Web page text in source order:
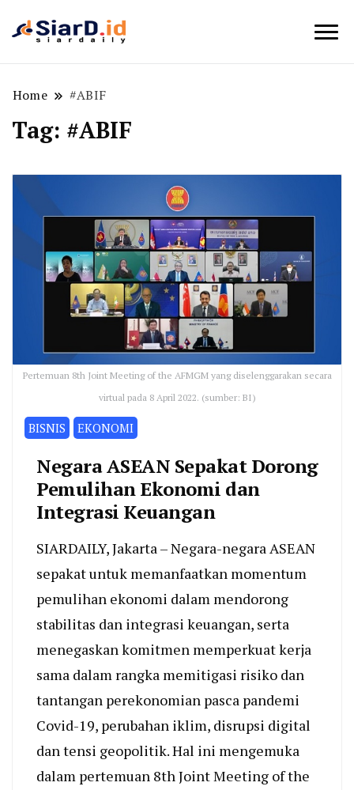
Home #ABIF
Tag: #ABIF
Pertemuan 8th Joint Meeting of the AFMGM yang diselenggarakan secara
virtual pada 8 April 2022. (sumber: BI)
BISNIS EKONOMI
Negara ASEAN Sepakat Dorong
Pemulihan Ekonomi dan
Integrasi Keuangan
SIARDAILY, Jakarta – Negara-negara ASEAN
sepakat untuk memanfaatkan momentum
pemulihan ekonomi dalam mendorong
stabilitas dan integrasi keuangan, serta
menegaskan komitmen memperkuat kerja
sama dalam rangka memitigasi risiko dan
tantangan perekonomian pasca pandemi
Covid-19, perubahan iklim, disrupsi digital
dan tensi geopolitik. Hal ini mengemuka
dalam pertemuan 8th Joint Meeting of the